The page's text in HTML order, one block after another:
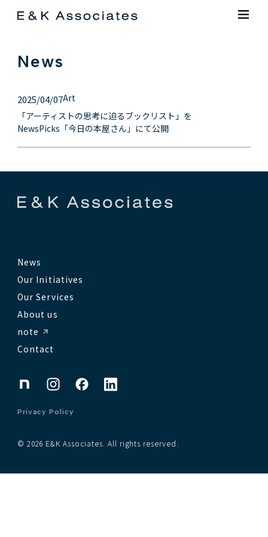
News
2025/04/07Art
「アーティストの思考に迫るブックリスト」を
NewsPicks「今日の本屋さん」にて公開
News
Our Initiatives
Our Services
About us
note
Contact
Privacy Policy
© 2026 E&K Associates. All rights reserved.